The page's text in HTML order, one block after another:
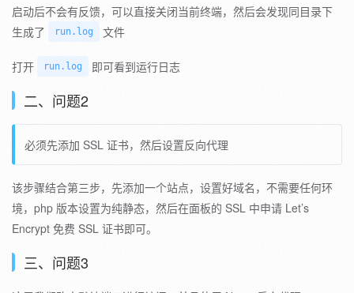
启动后不会有反馈，可以直接关闭当前终端，然后会发现同目录下
生成了
run.log 文件
打开 run.log 即可看到运行日志
二、问题2
必须先添加 SSL 证书，然后设置反向代理
该步骤结合第三步，先添加一个站点，设置好域名，不需要任何环
境，php 版本设置为纯静态，然后在面板的 SSL 中申请 Let’s
Encrypt 免费 SSL 证书即可。
三、问题3